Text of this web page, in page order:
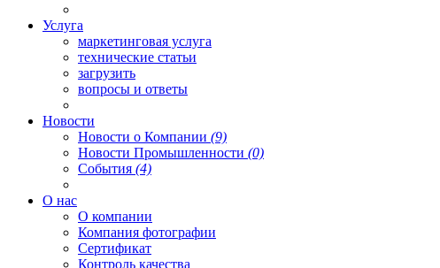
Услуга
маркетинговая услуга
технические статьи
загрузить
вопросы и ответы
Новости
Новости о Компании (9)
Новости Промышленности (0)
События (4)
О нас
О компании
Компания фотографии
Сертификат
Контроль качества